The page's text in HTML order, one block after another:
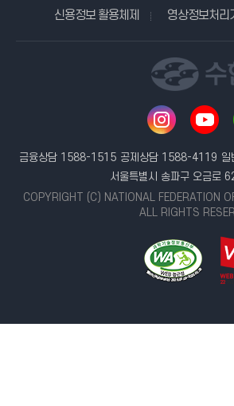
신용정보 활용체제
영상정보처리
금융상담 1588-1515 공제상담 1588-4119
서울특별시 송파구 오금로
COPYRIGHT (C) NATIONAL FEDERATION
ALL RIGHTS